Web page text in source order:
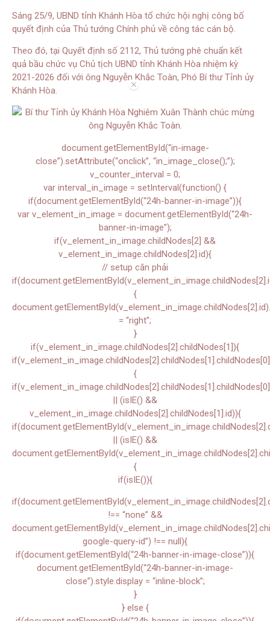
Sáng 25/9, UBND tỉnh Khánh Hòa tổ chức hội nghị công bố
quyết định của Thủ tướng Chính phủ về công tác cán bộ.
Theo đó, tại Quyết định số 2112, Thủ tướng phê chuẩn kết
quả bầu chức vụ Chủ tịch UBND tỉnh Khánh Hòa nhiệm kỳ
2021-2026 đối với ông Nguyễn Khắc Toàn, Phó Bí thư Tỉnh ủy
Khánh Hòa.
//
document.getElementById(“in-image-
close”).setAttribute(“onclick”, “in_image_close();”);
v_counter_interval = 0;
var interval_in_image = setInterval(function() {
if(document.getElementById(“24h-banner-in-image”)){
var v_element_in_image = document.getElementById(“24h-
banner-in-image”);
if(v_element_in_image.childNodes[2] &&
v_element_in_image.childNodes[2].id){
// setup căn phải
{
= “right”;
}
if(v_element_in_image.childNodes[2].childNodes[1]){
{
|| (isIE() &&
v_element_in_image.childNodes[2].childNodes[1].id)){
|| (isIE() &&
{
if(isIE()){
!== “none” &&
google-query-id”) !== null){
if(document.getElementById(“24h-banner-in-image-close”)){
document.getElementById(“24h-banner-in-image-
close”).style.display = “inline-block”;
}
} else {